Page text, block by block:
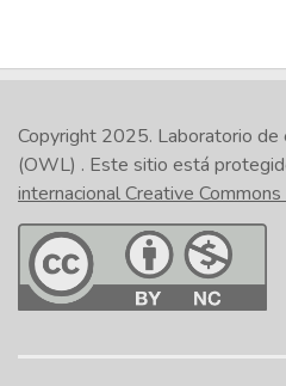
Copyright 2025. Laboratorio de
(OWL) . Este sitio está
internacional Creative